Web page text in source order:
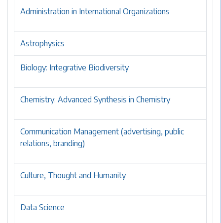
Administration in International Organizations
Astrophysics
Biology: Integrative Biodiversity
Chemistry: Advanced Synthesis in Chemistry
Communication Management (advertising, public
relations, branding)
Culture, Thought and Humanity
Data Science